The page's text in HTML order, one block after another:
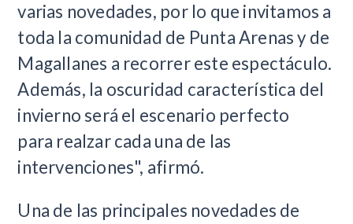
varias novedades, por lo que invitamos a
toda la comunidad de Punta Arenas y de
Magallanes a recorrer este espectáculo.
Además, la oscuridad característica del
invierno será el escenario perfecto
para realzarcada una de las
intervenciones", afirmó.
Una de las principales novedades de